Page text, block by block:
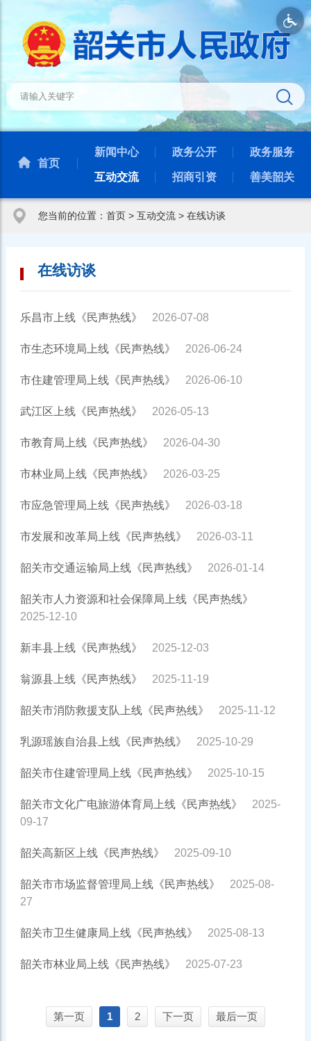
首页
新闻中心 政务公开 政务服务
互动交流 招商引资 善美韶关
您当前的位置： 首页> 互动交流> 在线访谈
在线访谈
乐昌市上线《民声热线》 2026-07-08
市生态环境局上线《民声热线》 2026-06-24
市住建管理局上线《民声热线》 2026-06-10
武江区上线《民声热线》 2026-05-13
市教育局上线《民声热线》 2026-04-30
市林业局上线《民声热线》 2026-03-25
市应急管理局上线《民声热线》 2026-03-18
市发展和改革局上线《民声热线》 2026-03-11
韶关市交通运输局上线《民声热线》 2026-01-14
韶关市人力资源和社会保障局上线《民声热线》
2025-12-10
新丰县上线《民声热线》 2025-12-03
翁源县上线《民声热线》 2025-11-19
韶关市消防救援支队上线《民声热线》 2025-11-12
乳源瑶族自治县上线《民声热线》 2025-10-29
韶关市住建管理局上线《民声热线》 2025-10-15
韶关市文化广电旅游体育局上线《民声热线》
2025-
09-17
韶关高新区上线《民声热线》 2025-09-10
韶关市市场监督管理局上线《民声热线》
2025-08-
27
韶关市卫生健康局上线《民声热线》 2025-08-13
韶关市林业局上线《民声热线》 2025-07-23
第一页 1 2 下一页 最后一页